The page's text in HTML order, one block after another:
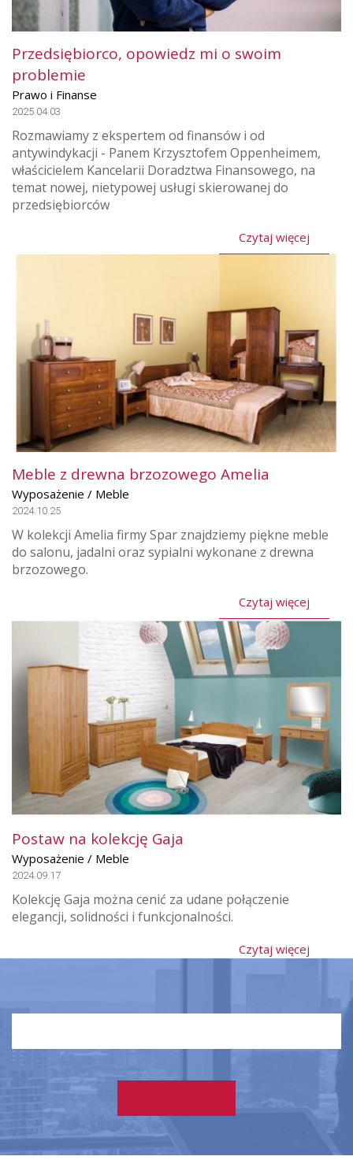
Przedsiębiorco, opowiedz mi o swoim
problemie
Prawo i Finanse
2025.04.03
Rozmawiamy z ekspertem od finansów i od
antywindykacji - Panem Krzysztofem Oppenheimem,
właścicielem Kancelarii Doradztwa Finansowego, na
temat nowej, nietypowej usługi skierowanej do
przedsiębiorców
Czytaj więcej
Meble z drewna brzozowego Amelia
Wyposażenie / Meble
2024.10.25
W kolekcji Amelia firmy Spar znajdziemy piękne meble
do salonu, jadalni oraz sypialni wykonane z drewna
brzozowego.
Czytaj więcej
Postaw na kolekcję Gaja
Wyposażenie / Meble
2024.09.17
Kolekcję Gaja można cenić za udane połączenie
elegancji, solidności i funkcjonalności.
Czytaj więcej